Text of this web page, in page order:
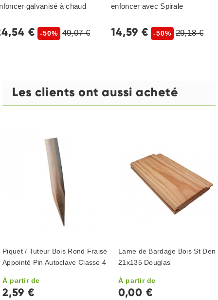
galvanisé à chaud
€ -50% 49,07 €
enfoncer avec Spirale
14,59 € -50% 29,18 €
Les clients ont aussi acheté
Piquet / Tuteur Bois Rond Fraisé
Appointé Pin Autoclave Classe 4
À partir de
2,59 €
Lame de Bardage Bois St
21x135 Douglas
À partir de
0,00 €